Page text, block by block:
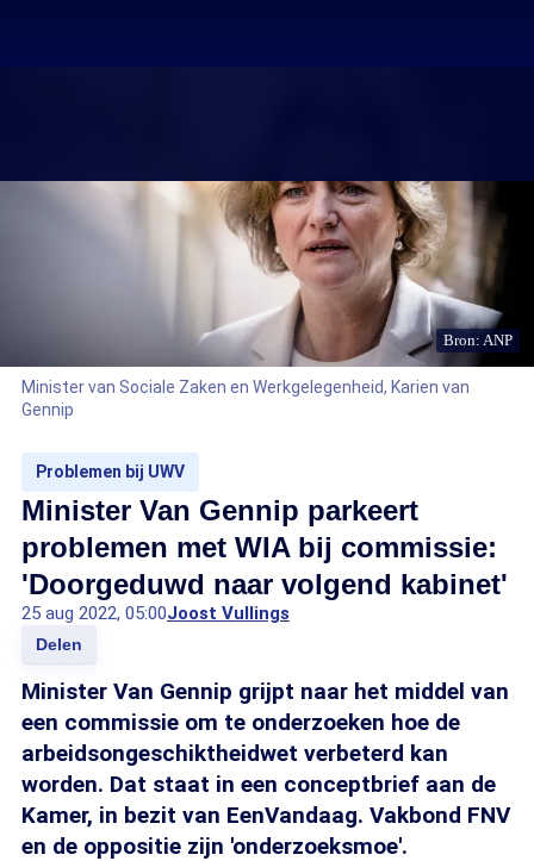
Bron: ANP
Minister van Sociale Zaken en Werkgelegenheid, Karien van
Gennip
Problemen bij UWV
Minister Van Gennip parkeert
problemen met WIA bij commissie:
'Doorgeduwd naar volgend kabinet'
25 aug 2022, 05:00Joost Vullings
Delen
Minister Van Gennip grijpt naar het middel van
een commissie om te onderzoeken hoe de
arbeidsongeschiktheidwet verbeterd kan
worden. Dat staat in een conceptbrief aan de
Kamer, in bezit van EenVandaag. Vakbond FNV
en de oppositie zijn 'onderzoeksmoe'.